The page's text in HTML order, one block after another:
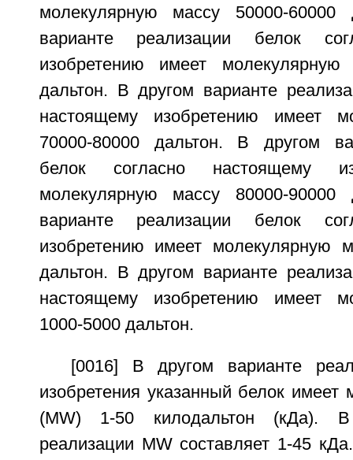
молекулярную массу 50000-
варианте реализации белок
изобретению имеет молекулярную
дальтон. В другом варианте
настоящему изобретению имеет
70000-80000 дальтон. В другом
белок согласно настоящему
молекулярную массу 80000-
варианте реализации белок
изобретению имеет молекулярную
дальтон. В другом варианте
настоящему изобретению имеет
1000-5000 дальтон.
[0016] В другом варианте
изобретения указанный белок имеет
(MW) 1-50 килодальтон (кДа).
реализации MW составляет 1-45